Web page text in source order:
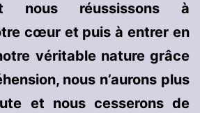
nous réussissons à
cœur et puis à entrer en
véritable nature grâce
nous n’aurons plus
et nous cesserons de